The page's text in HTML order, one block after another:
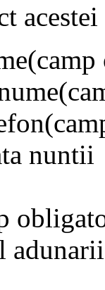
nuntii
adunarii